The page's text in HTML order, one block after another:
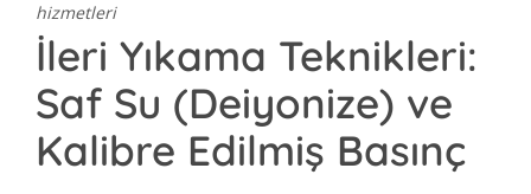
hizmetleri
İleri Yıkama Teknikleri:
Saf Su (Deiyonize) ve
Kalibre Edilmiş Basınç